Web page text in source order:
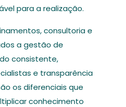
para a realização.
consultoria e
a gestão de
consistente,
e transparência
os diferenciais que
conhecimento